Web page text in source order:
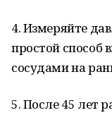
4. Измеряйте
простой способ
сосудами на
5. После 45 лет